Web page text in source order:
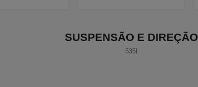
SUSPENSÃO E DIREÇÃO
535I